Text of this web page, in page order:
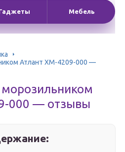
Мебель
Атлант ХМ-4209-000 —
000 — отзывы